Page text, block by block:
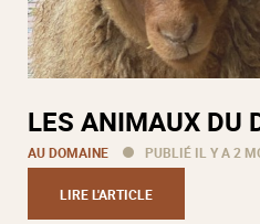
LES ANIMAUX DU
AU DOMAINE PUBLIÉ IL Y A 2
LIRE L'ARTICLE